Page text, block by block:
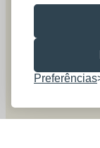
Preferências